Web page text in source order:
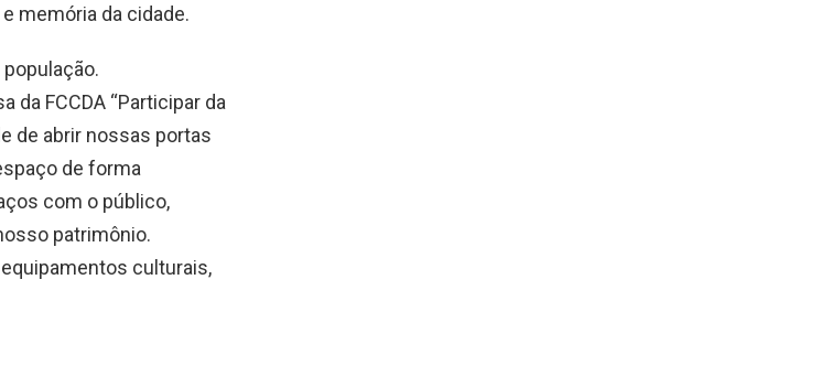
memória da cidade.
da FCCDA “Participar da
de abrir nossas portas
de forma
com o público,
patrimônio.
culturais,